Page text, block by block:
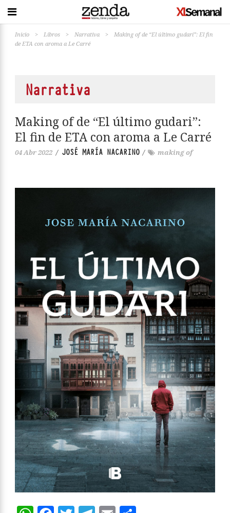
Inicio > Libros > Narrativa >
Making of de “El último gudari”: El fin
de ETA con aroma a Le Carré
Narrativa
Making of de “El último gudari”:
El fin de ETA con aroma a Le Carré
04 Abr 2022 / JOSÉ MARÍA NACARINO / making of